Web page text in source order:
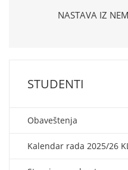
NASTAVA IZ
STUDENTI
Obaveštenja
Kalendar rada 2025/26